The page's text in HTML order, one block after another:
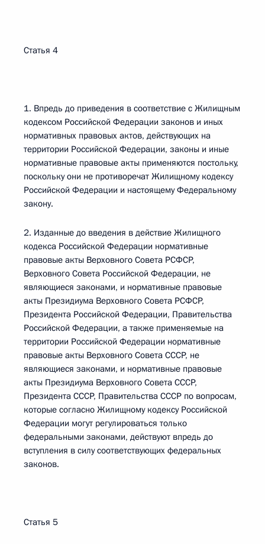
Статья 4
1. Впредь до приведения в соответствие с Жилищным
кодексом Российской Федерации законов и иных
нормативных правовых актов, действующих на
территории Российской Федерации, законы и иные
нормативные правовые акты применяются постольку,
поскольку они не противоречат Жилищному кодексу
Российской Федерации и настоящему Федеральному
закону.
2. Изданные до введения в действие Жилищного
кодекса Российской Федерации нормативные
правовые акты Верховного Совета РСФСР,
Верховного Совета Российской Федерации, не
являющиеся законами, и нормативные правовые
акты Президиума Верховного Совета РСФСР,
Президента Российской Федерации, Правительства
Российской Федерации, а также применяемые на
территории Российской Федерации нормативные
правовые акты Верховного Совета СССР, не
являющиеся законами, и нормативные правовые
акты Президиума Верховного Совета СССР,
Президента СССР, Правительства СССР по вопросам,
которые согласно Жилищному кодексу Российской
Федерации могут регулироваться только
федеральными законами, действуют впредь до
вступления в силу соответствующих федеральных
законов.
Статья 5